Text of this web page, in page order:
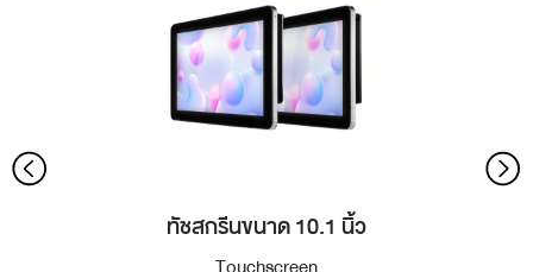
ทัชสกรีนขนาด 10.1 นิ้ว